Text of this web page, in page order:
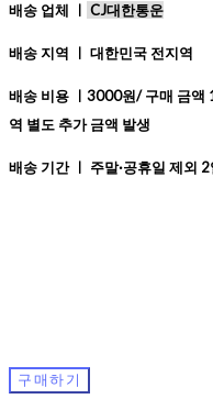
배송 업체 ㅣ CJ대한통운
배송 지역 ㅣ 대한민국 전지역
배송 비용 ㅣ3000원/ 구매 금액
역 별도 추가 금액 발생
배송 기간 ㅣ 주말·공휴일 제외
구매하기